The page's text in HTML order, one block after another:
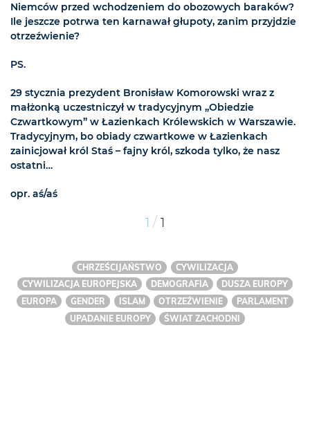
Niemców przed wchodzeniem do obozowych baraków?
Ile jeszcze potrwa ten karnawał głupoty, zanim przyjdzie
otrzeźwienie?
PS.
29 stycznia prezydent Bronisław Komorowski wraz z
małżonką uczestniczył w tradycyjnym „Obiedzie
Czwartkowym” w Łazienkach Królewskich w Warszawie.
Tradycyjnym, bo obiady czwartkowe w Łazienkach
zainicjował król Staś – fajny król, szkoda tylko, że nasz
ostatni…
opr. aś/aś
1 / 1
CHRZEŚCIJAŃSTWO
CYWILIZACJA
CYWILIZACJA EUROPEJSKA
DEMOGRAFIA
DUSZA EUROPY
EUROPA
GENDER ISLAM OTRZEŹWIENIE
PARLAMENT
UPADANIE EUROPY
ŚWIAT ZACHODNI